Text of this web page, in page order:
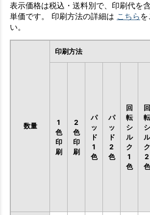
表示価格は税込・送料別で、印刷代を
単価です。 印刷方法の詳細は こちら
い。
数量
印刷方法
1
色
印
刷
2
色
印
刷
パ
ッ
ド
1
色
パ
ッ
ド
2
色
回
転
シ
ル
ク
1
色
回
転
シ
ル
ク
2
色